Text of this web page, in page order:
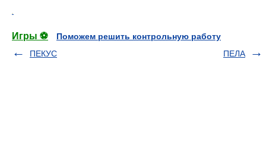
Игры ⚽
Поможем решить контрольную работу
ПЕКУС
ПЕЛА